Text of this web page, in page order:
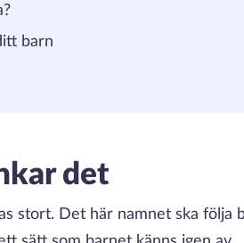
barn
det
stort. Det här namnet ska följa